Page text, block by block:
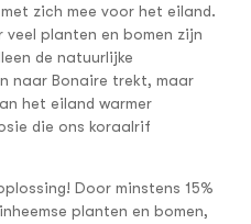
zich mee voor het eiland.
planten en bomen zijn
de natuurlijke
naar Bonaire trekt, maar
het eiland warmer
die ons koraalrif
Door minstens 15%
planten en bomen,